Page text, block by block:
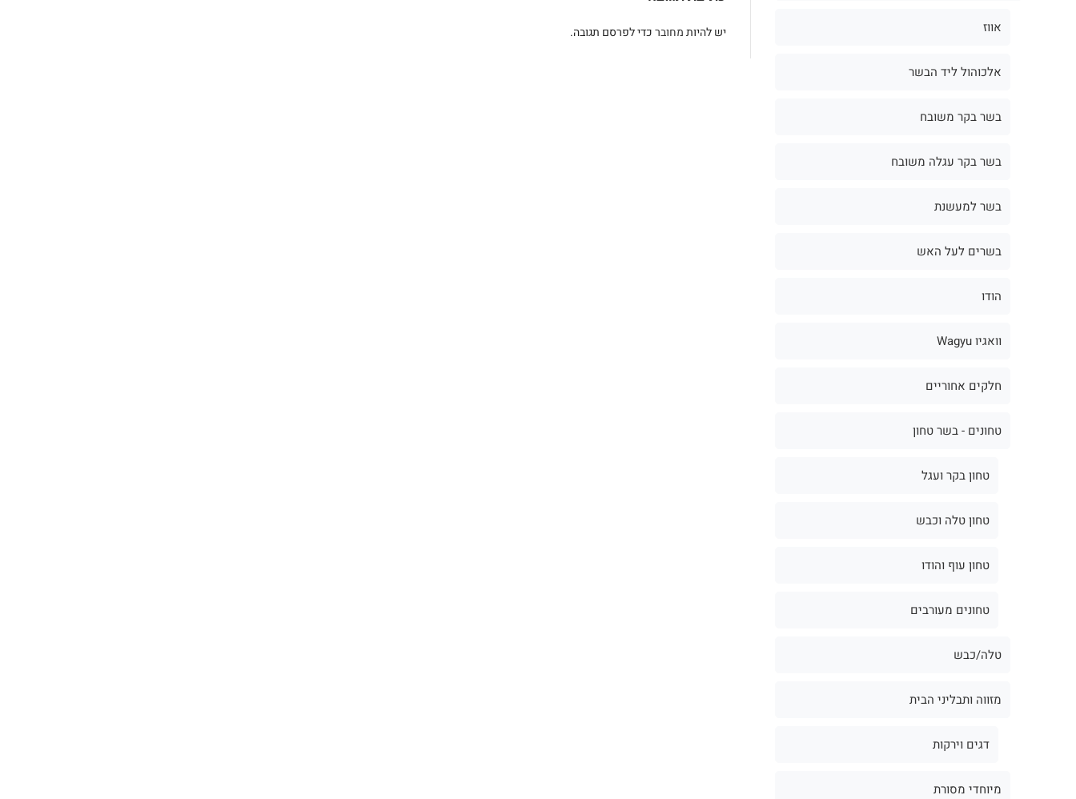
יש להיותמחוברכדי לפרסם תגובה. אווז
אלכוהול ליד הבשר
בשר בקר משובח
בשר בקר עגלה משובח
בשר למעשנת
בשרים לעל האש
הודו
וואגיו Wagyu
חלקים אחוריים
טחונים - בשר טחון
טחון בקר ועגל
טחון טלה וכבש
טחון עוף והודו
טחונים מעורבים
טלה/כבש
מזווה ותבליני הבית
דגים וירקות
מיוחדי מסורת